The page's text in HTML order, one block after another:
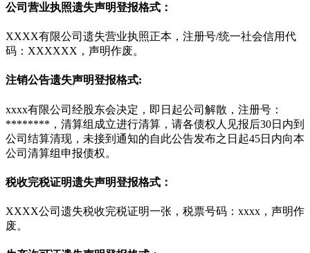
公司营业执照遗失声明登报格式：
XXXX有限公司遗失营业执照正本，注册号/统一社会信用代
码：XXXXXX，声明作废。
注销公告遗失声明登报格式:
xxxx有限公司经股东会决定，即日起公司解散，注册号：
********，清算组成立进行清算，请各债权人见报后30日内到
公司结算清现，未接到通知的自此公告发布之日起45日内向本
公司清算组申报债权。
税收完税证明遗失声明登报格式：
XXXX公司遗失税收完税证明一张，税票号码：xxxx，声明作
废。